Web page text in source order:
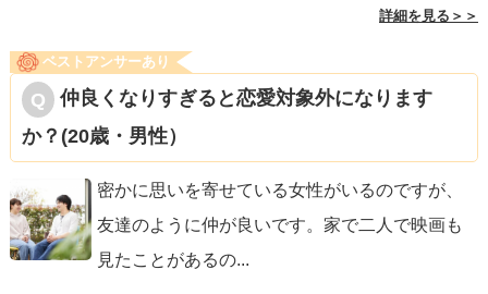
詳細を見る＞＞
ベストアンサーあり
仲良くなりすぎると恋愛対象外になります
か？(20歳・男性）
密かに思いを寄せている女性がいるのですが、
友達のように仲が良いです。家で二人で映画も
見たことがあるの...